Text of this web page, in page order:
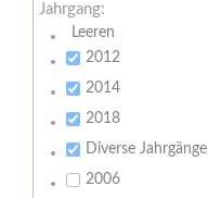
Jahrgang:
Leeren
2012
2014
2018
Diverse Jahrgänge
2006